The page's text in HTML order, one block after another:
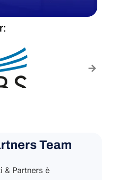
Team
& Partners è